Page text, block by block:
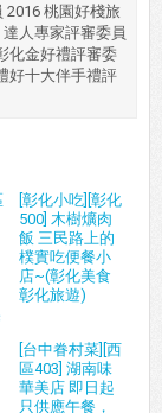
2016 桃園好棧旅
人專家評審委員
化金好禮評審委
好十大伴手禮評
[彰化小吃][彰化
500] 木樹爌肉
飯 三民路上的
樸實吃便餐小
店~(彰化美食
彰化旅遊)
[台中眷村菜][西
區403] 湖南味
華美店 即日起
只供應午餐，